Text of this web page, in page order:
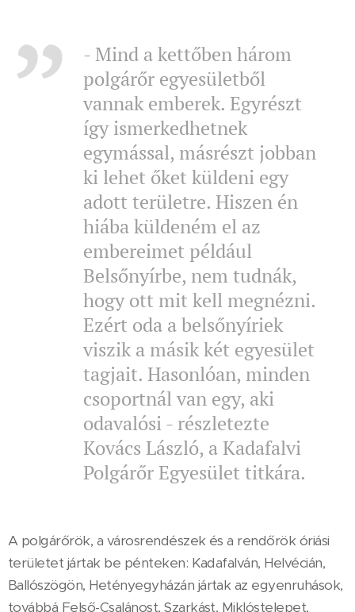
- Mind a kettőben három
polgárőr egyesületből
vannak emberek. Egyrészt
így ismerkedhetnek
egymással, másrészt jobban
ki lehet őket küldeni egy
adott területre. Hiszen én
hiába küldeném el az
embereimet például
Belsőnyírbe, nem tudnák,
hogy ott mit kell megnézni.
Ezért oda a belsőnyíriek
viszik a másik két egyesület
tagjait. Hasonlóan, minden
csoportnál van egy, aki
odavalósi - részletezte
Kovács László, a Kadafalvi
Polgárőr Egyesület titkára.
A polgárőrök, a városrendészek és a rendőrök óriási
területet jártak be pénteken: Kadafalván, Helvécián,
Ballószögön, Hetényegyházán jártak az egyenruhások,
továbbá Felső-Csalánost, Szarkást, Miklóstelepet,